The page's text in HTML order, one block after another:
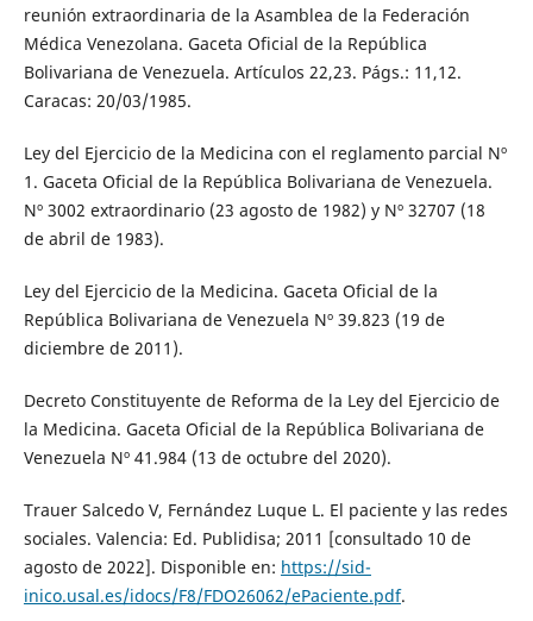
reunión extraordinaria de la Asamblea de la Federación
Médica Venezolana. Gaceta Oficial de la República
Bolivariana de Venezuela. Artículos 22,23. Págs.: 11,12.
Caracas: 20/03/1985.
Ley del Ejercicio de la Medicina con el reglamento parcial Nº
1. Gaceta Oficial de la República Bolivariana de Venezuela.
Nº 3002 extraordinario (23 agosto de 1982) y Nº 32707 (18
de abril de 1983).
Ley del Ejercicio de la Medicina. Gaceta Oficial de la
República Bolivariana de Venezuela Nº 39.823 (19 de
diciembre de 2011).
Decreto Constituyente de Reforma de la Ley del Ejercicio de
la Medicina. Gaceta Oficial de la República Bolivariana de
Venezuela Nº 41.984 (13 de octubre del 2020).
Trauer Salcedo V, Fernández Luque L. El paciente y las redes
sociales. Valencia: Ed. Publidisa; 2011 [consultado 10 de
agosto de 2022]. Disponible en: https://sid-
inico.usal.es/idocs/F8/FDO26062/ePaciente.pdf.